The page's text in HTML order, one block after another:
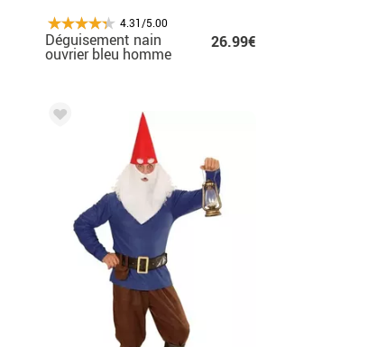
4.31/5.00
Déguisement nain
ouvrier bleu homme
26.99€